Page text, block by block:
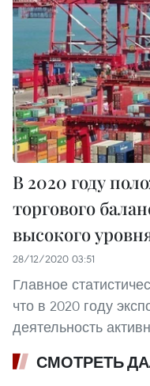
В 2020 году
торгового
высокого
28/12/2020 03:51
Главное
что в 2020 году
деятельность
СМОТРЕТЬ